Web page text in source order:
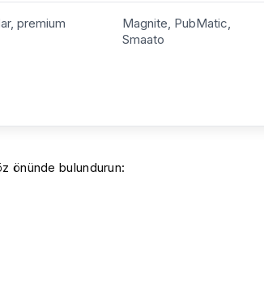
premium
Magnite, PubMatic,
Smaato
önünde bulundurun: